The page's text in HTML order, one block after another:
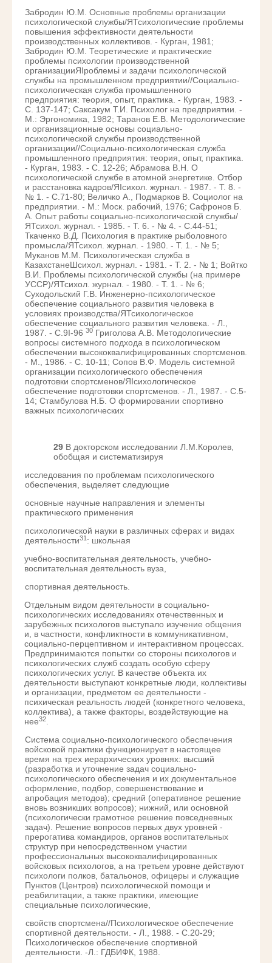
Забродин Ю.М. Основные проблемы организации
психологической службы/ЯТсихологические проблемы
повышения эффективности деятельности
производственных коллективов. - Курган, 1981;
Забродин Ю.М. Теоретические и практические
проблемы психологии производственной
организацииЯІроблемьі и задачи психологической
службы на промышленном предприятии//Социально-
психологическая служба промышленного
предприятия: теория, опыт, практика. - Курган, 1983. -
С. 137-147; Саксакум Т.И. Психолог на предприятии. -
М.: Эргономика, 1982; Таранов Е.В. Методологические
и организационные основы социально-
психологической службы производственной
организации//Социально-психологическая служба
промышленного предприятия: теория, опыт, практика.
- Курган, 1983. - С. 12-26; Абрамова В.Н. О
психологической службе в атомной энергетике. Отбор
и расстановка кадров/ЯІсихол. журнал. - 1987. - Т. 8. -
№ 1. - С.71-80; Величко А., Подмарков В. Социолог на
предприятии. - М.: Моск. рабочий, 1976; Сафронов Б.
А. Опыт работы социально-психологической службы/
ЯТсихол. журнал. - 1985. - Т. 6. - № 4. - С.44-51;
Ткаченко В.Д. Психология в практике рыболовного
промысла/ЯТсихол. журнал. - 1980. - Т. 1. - № 5;
Муканов М.М. Психологическая служба в
КазахстанеШсихол. журнал. - 1981. - Т. 2. - № 1; Войтко
В.И. Проблемы психологической службы (на примере
УССР)/ЯТсихол. журнал. - 1980. - Т. 1. - № 6;
Суходольский Г.В. Инженерно-психологическое
обеспечение социального развития человека в
условиях производства/ЯТсихологическое
обеспечение социального развития человека. - Л.,
1987. - С.9І-96 30Григолова А.В. Методологические
вопросы системного подхода в психологическом
обеспечении высококвалифицированных спортсменов.
- М., 1986. - С. 10-11; Сопов В.Ф. Модель системной
организации психологического обеспечения
подготовки спортсменов/ЯІсихологическое
обеспечение подготовки спортсменов. - Л., 1987. - С.5-
14; Стамбулова Н.Б. О формировании спортивно
важных психологических
29 В докторском исследовании Л.М.Королев,
обобщая и систематизируя
исследования по проблемам психологического
обеспечения, выделяет следующие
основные научные направления и элементы
практического применения
психологической науки в различных сферах и видах
деятельности31: школьная
учебно-воспитательная деятельность, учебно-
воспитательная деятельность вуза,
спортивная деятельность.
Отдельным видом деятельности в социально-
психологических исследованиях отечественных и
зарубежных психологов выступало изучение общения
и, в частности, конфликтности в коммуникативном,
социально-перцептивном и интерактивном процессах.
Предпринимаются попытки со стороны психологов и
психологических служб создать особую сферу
психологических услуг. В качестве объекта их
деятельности выступают конкретные люди, коллективы
и организации, предметом ее деятельности -
психическая реальность людей (конкретного человека,
коллектива), а также факторы, воздействующие на
нее32
Система социально-психологического обеспечения
войсковой практики функционирует в настоящее
время на трех иерархических уровнях: высший
(разработка и уточнение задач социально-
психологического обеспечения и их документальное
оформление, подбор, совершенствование и
апробация методов); средний (оперативное решение
вновь возникших вопросов); нижний, или основной
(психологически грамотное решение повседневных
задач). Решение вопросов первых двух уровней -
прерогатива командиров, органов воспитательных
структур при непосредственном участии
профессиональных высококвалифицированных
войсковых психологов, а на третьем уровне действуют
психологи полков, батальонов, офицеры и служащие
Пунктов (Центров) психологической помощи и
реабилитации, а также практики, имеющие
специальные психологические,
свойств спортсмена//Психологическое обеспечение
спортивной деятельности. - Л., 1988. - С.20-29;
Психологическое обеспечение спортивной
деятельности. -Л.: ГДБИФК, 1988.